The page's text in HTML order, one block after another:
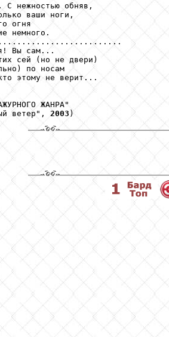
С нежностью обняв,
ваши ноги,
огня
немного.
Вы сам...
сей (но не двери)
по носам
ЖАНРА"
ветер", 2003 )